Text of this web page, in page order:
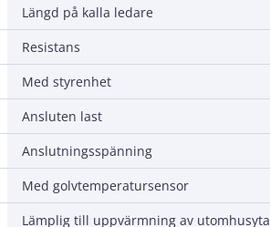
Längd på kalla ledare
Resistans
Med styrenhet
Ansluten last
Anslutningsspänning
Med golvtemperatursensor
Lämplig till uppvärmning av utomhusyta